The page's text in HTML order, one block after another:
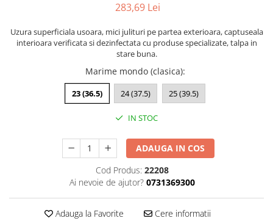
283,69 Lei
Uzura superficiala usoara, mici julituri pe partea exterioara, captuseala
interioara verificata si dezinfectata cu produse specializate, talpa in
stare buna.
Marime mondo (clasica):
23 (36.5) 24 (37.5) 25 (39.5)
IN STOC
ADAUGA IN COS
Cod Produs: 22208
Ai nevoie de ajutor? 0731369300
Adauga la Favorite Cere informatii